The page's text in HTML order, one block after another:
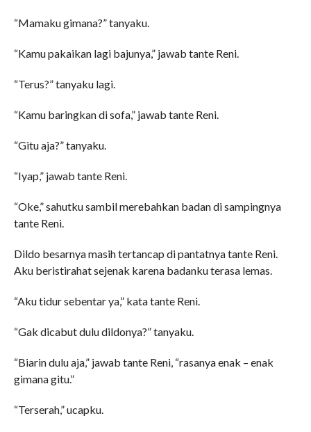
“Mamaku gimana?” tanyaku.
“Kamu pakaikan lagi bajunya,” jawab tante Reni.
“Terus?” tanyaku lagi.
“Kamu baringkan di sofa,” jawab tante Reni.
“Gitu aja?” tanyaku.
“Iyap,” jawab tante Reni.
“Oke,” sahutku sambil merebahkan badan di sampingnya
tante Reni.
Dildo besarnya masih tertancap di pantatnya tante Reni.
Aku beristirahat sejenak karena badanku terasa lemas.
“Aku tidur sebentar ya,” kata tante Reni.
“Gak dicabut dulu dildonya?” tanyaku.
“Biarin dulu aja,” jawab tante Reni, “rasanya enak – enak
gimana gitu.”
“Terserah,” ucapku.